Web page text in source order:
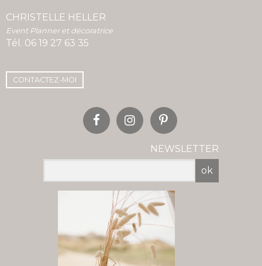
CHRISTELLE HELLER
Event Planner et décoratrice
Tél. 06 19 27 63 35
CONTACTEZ-MOI
NEWSLETTER
ok